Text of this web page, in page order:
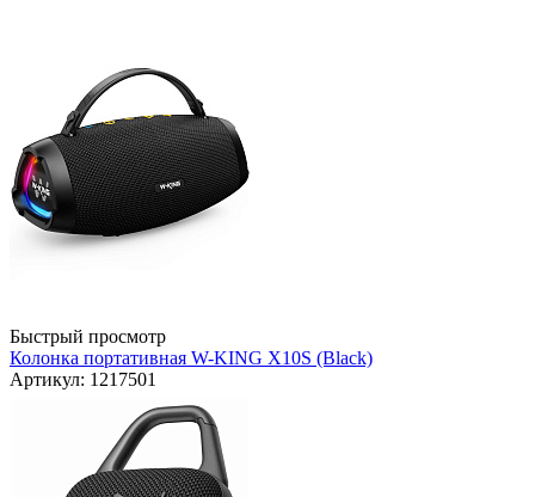
Быстрый просмотр
Колонка портативная W-KING X10S (Black)
Артикул: 1217501